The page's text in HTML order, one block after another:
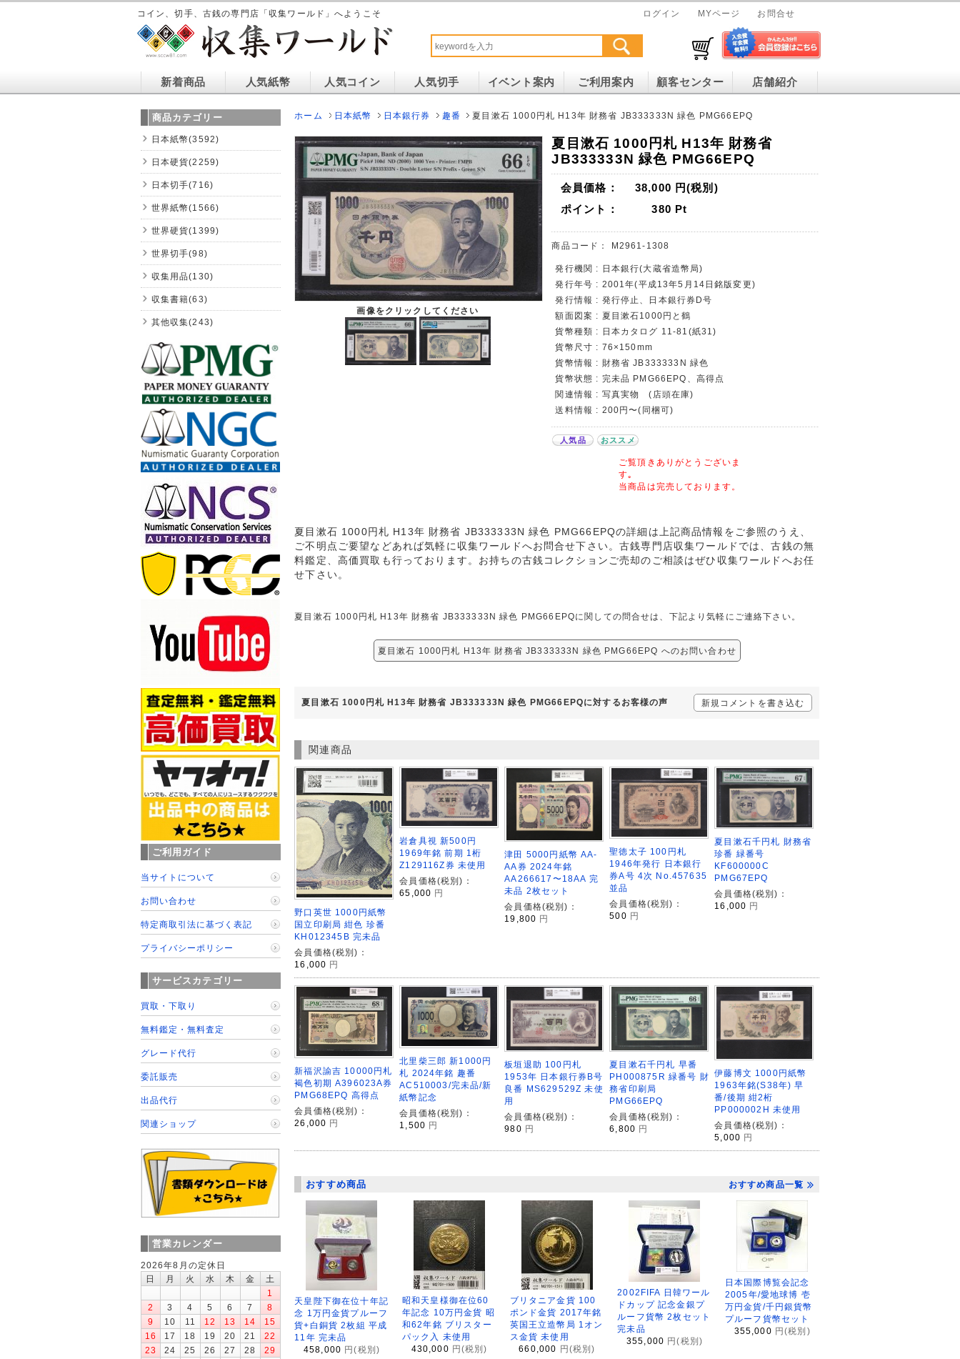
コイン、切手、古銭の専門店「収集ワールド」へようこそ ログイン MYページ お問合せ
新着商品 人気紙幣 人気コイン 人気切手 イベント案内 ご利用案内 顧客センター 店舗紹介
ホーム 日本紙幣 日本銀行券 趣番 夏目漱石 1000円札 H13年 財務省 JB333333N 緑色 PMG66EPQ
画像をクリックしてください
夏目漱石 1000円札 H13年 財務省
JB333333N 緑色 PMG66EPQ
会員価格： 38,000 円(税別)
ポイント：
380 Pt
商品コード： M2961-1308
発行機関 : 日本銀行(大蔵省造幣局)
発行年号 : 2001年(平成13年5月14日銘版変更)
発行情報 : 発行停止、日本銀行券D号
額面図案 : 夏目漱石1000円と鶴
貨幣種類 : 日本カタログ 11-81(紙31)
貨幣尺寸 : 76×150mm
貨幣情報 : 財務省 JB333333N 緑色
貨幣状態 : 完未品 PMG66EPQ、高得点
関連情報 : 写真実物 (店頭在庫)
送料情報 : 200円〜(同梱可)
人気品 おススメ
ご覧頂きありがとうございま
す｡
当商品は完売しております。
夏目漱石 1000円札 H13年 財務省 JB333333N 緑色 PMG66EPQの詳細は上記商品情報をご参照のうえ、
ご不明点ご要望などあれば気軽に収集ワールドへお問合せ下さい。古銭専門店収集ワールドでは、古銭の無
料鑑定、高価買取も行っております。お持ちの古銭コレクションご売却のご相談はぜひ収集ワールドへお任
せ下さい。
夏目漱石 1000円札 H13年 財務省 JB333333N 緑色 PMG66EPQに関しての問合せは、下記より気軽にご連絡下さい。
夏目漱石 1000円札 H13年 財務省 JB333333N 緑色 PMG66EPQ へのお問い合わせ
夏目漱石 1000円札 H13年 財務省 JB333333N 緑色 PMG66EPQに対するお客様の声 新規コメントを書き込む
関連商品
野口英世 1000円紙幣
国立印刷局 紺色 珍番
KH012345B 完未品
会員価格(税別)：
16,000 円
岩倉具視 新500円
1969年銘 前期 1桁
Z129116Z券 未使用
会員価格(税別)：
65,000 円
津田 5000円紙幣 AA-
AA券 2024年銘
AA266617〜18AA 完
未品 2枚セット
会員価格(税別)：
19,800 円
聖徳太子 100円札
1946年発行 日本銀行
券A号 4次 No.457635
並品
会員価格(税別)：
500 円
夏目漱石千円札 財務省
珍番 緑番号
KF600000C
PMG67EPQ
会員価格(税別)：
16,000 円
新福沢諭吉 10000円札
褐色初期 A396023A券
PMG68EPQ 高得点
会員価格(税別)：
26,000 円
北里柴三郎 新1000円
札 2024年銘 趣番
AC510003/完未品/新
紙幣記念
会員価格(税別)：
1,500 円
板垣退助 100円札
1953年 日本銀行券B号
良番 MS629529Z 未使
用
会員価格(税別)：
980 円
夏目漱石千円札 早番
PH000875R 緑番号 財
務省印刷局
PMG66EPQ
会員価格(税別)：
6,800 円
伊藤博文 1000円紙幣
1963年銘(S38年) 早
番/後期 紺2桁
PP000002H 未使用
会員価格(税別)：
5,000 円
おすすめ商品 おすすめ商品一覧
天皇陛下御在位十年記
念 1万円金貨プルーフ
貨+白銅貨 2枚組 平成
11年 完未品
458,000 円(税別)
昭和天皇様御在位60
年記念 10万円金貨 昭
和62年銘 ブリスター
パック入 未使用
430,000 円(税別)
ブリタニア金貨 100
ポンド金貨 2017年銘
英国王立造幣局 1オン
ス金貨 未使用
660,000 円(税別)
2002FIFA 日韓ワール
ドカップ 記念金銀プ
ルーフ貨幣 2枚セット
完未品
355,000 円(税別)
日本国際博覧会記念
2005年/愛地球博 壱
万円金貨/千円銀貨幣
プルーフ貨幣セット
355,000 円(税別)
商品カテゴリー
日本紙幣(3592)
日本硬貨(2259)
日本切手(716)
世界紙幣(1566)
世界硬貨(1399)
世界切手(98)
収集用品(130)
収集書籍(63)
其他収集(243)
ご利用ガイド
当サイトについて
お問い合わせ
特定商取引法に基づく表記
プライバシーポリシー
サービスカテゴリー
買取・下取り
無料鑑定・無料査定
グレード代行
委託販売
出品代行
関連ショップ
営業カレンダー
2026年8月の定休日
日
月 火 水 木 金
土
1
2
3 4 5 6 7
8
9
10 11 12 13 14
15
16
17 18 19 20 21
22
23
24 25 26 27 28
29